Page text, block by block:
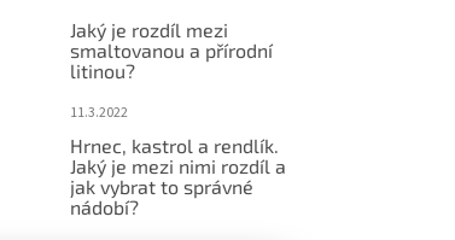
Jaký je rozdíl mezi
smaltovanou a přírodní
litinou?
11.3.2022
Hrnec, kastrol a rendlík.
Jaký je mezi nimi rozdíl a
jak vybrat to správné
nádobí?